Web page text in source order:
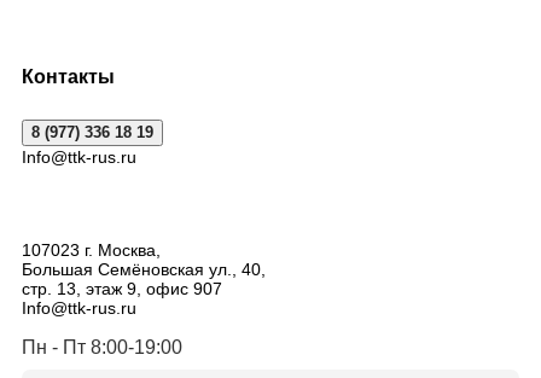
Контакты
8 (977) 336 18 19
Info@ttk-rus.ru
107023 г. Москва,
Большая Семёновская ул., 40,
стр. 13, этаж 9, офис 907
Info@ttk-rus.ru
Пн - Пт 8:00-19:00